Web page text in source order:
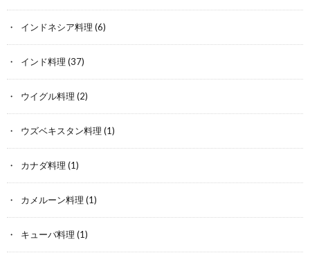
インドネシア料理 (6)
インド料理 (37)
ウイグル料理 (2)
ウズベキスタン料理 (1)
カナダ料理 (1)
カメルーン料理 (1)
キューバ料理 (1)